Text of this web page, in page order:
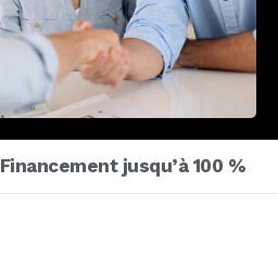
Financement jusqu’à 100 %